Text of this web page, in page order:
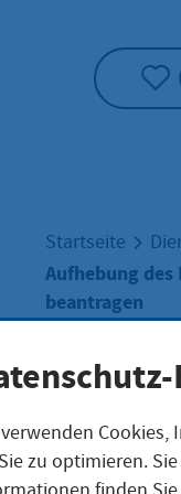
Startseite
Aufhebung
beantragen
zu optimieren.